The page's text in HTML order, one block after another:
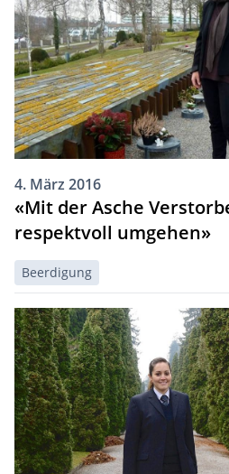
4. März 2016
«Mit der Asche
respektvoll umgehen»
Beerdigung